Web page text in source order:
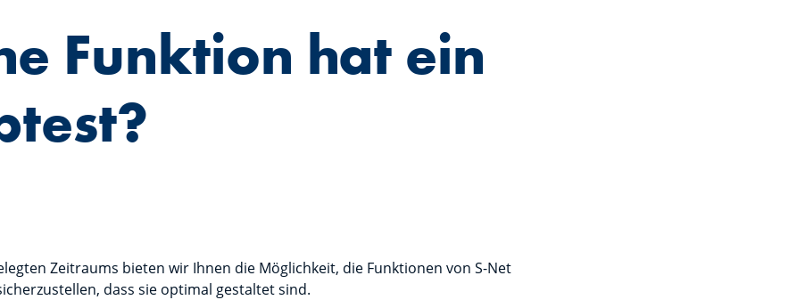
Funktion hat ein
Zeitraums bieten wir Ihnen die Möglichkeit, die Funktionen von S-Net
dass sie optimal gestaltet sind.